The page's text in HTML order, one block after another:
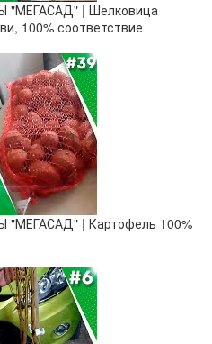
| Шелковица
100% соответствие
| Картофель 100%